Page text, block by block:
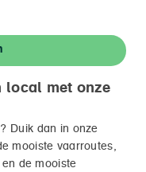
local met onze
Duik dan in onze
mooiste vaarroutes,
de mooiste